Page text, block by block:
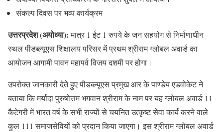
संकल्प दिवस पर भव्य कार्यक्रम
उत्तरप्रदेश (अयोध्या):मात्र 1 ईंट 1 रुपये के जन सहयोग से निर्माणाधीन
स्थल पीडब्ल्यूएस शिक्षालय परिसर में प्रथम श्रीराम ग्लोबल अवार्ड का
आयोजन आगामी पावन महापर्व विजय दशमी पर होगा।
उपरोक्त जानकारी देते हुए पीडब्ल्यूएस प्रमुख आर के पाण्डेय एडवोकेट ने
बताया कि मर्यादा पुरुषोत्तम भगवान श्रीराम के नाम पर यह ग्लोबल अवार्ड 11
कैटेगरी में भारत वर्ष के सभी राज्यों से चयनित उत्कृष्ट सेवा कार्य करने वाले
कुल 111 समाजसेवियों को प्रदान किया जाएगा। इस श्रीराम ग्लोबल अवार्ड